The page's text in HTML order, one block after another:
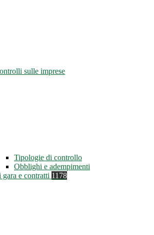
sulle imprese
Tipologie di controllo
Obblighi e adempimenti
e contratti 1178